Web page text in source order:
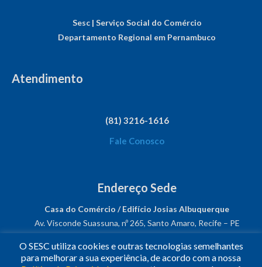
Sesc | Serviço Social do Comércio
Departamento Regional em Pernambuco
Atendimento
(81) 3216-1616
Fale Conosco
Endereço Sede
Casa do Comércio / Edifício Josias Albuquerque
Av. Visconde Suassuna, nº 265, Santo Amaro, Recife – PE
CNPJ: 03.482.931/0001-61
O SESC utiliza cookies e outras tecnologias semelhantes
para melhorar a sua experiência, de acordo com a nossa